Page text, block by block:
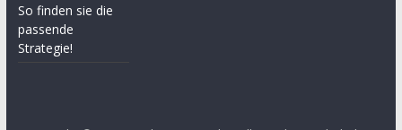
So finden sie die
passende
Strategie!